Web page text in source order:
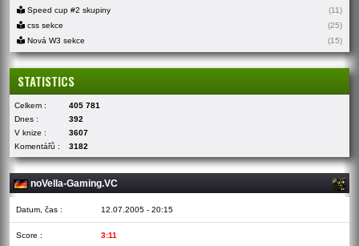
Speed cup #2 skupiny
(11)
css sekce
(25)
Nová W3 sekce
(15)
STATISTICS
Celkem :
405 781
Dnes :
392
V knize :
3607
Komentářů :
3182
noVella-Gaming.VC
Datum, čas : 12.07.2005 - 20:15
Score : 3:11